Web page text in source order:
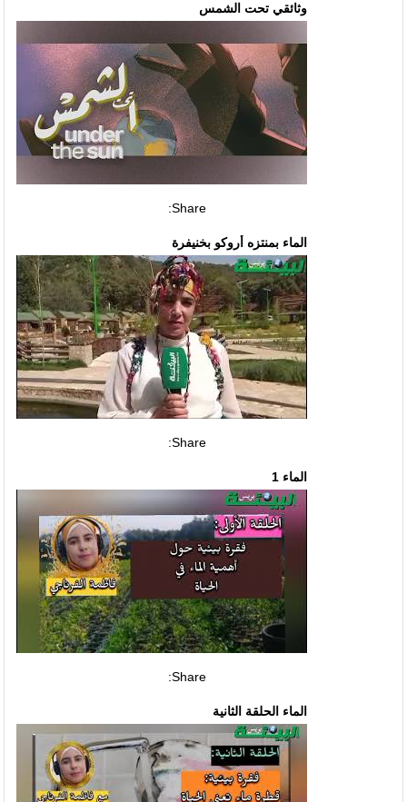
وثائقي تحت الشمس
Share:
الماء بمنتزه أروكو بخنيفرة
Share:
الماء 1
Share:
الماء الحلقة الثانية